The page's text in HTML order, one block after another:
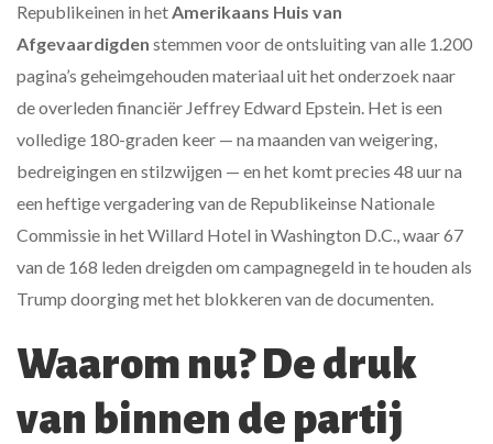
Republikeinen in hetAmerikaans Huis van
Afgevaardigden stemmen voor de ontsluiting van alle 1.200
pagina’s geheimgehouden materiaal uit het onderzoek naar
de overleden financiër Jeffrey Edward Epstein. Het is een
volledige 180-graden keer — na maanden van weigering,
bedreigingen en stilzwijgen — en het komt precies 48 uur na
een heftige vergadering van de Republikeinse Nationale
Commissie in hetWillard Hotel in Washington D.C., waar 67
van de 168 leden dreigden om campagnegeld in te houden als
Trump doorging met het blokkeren van de documenten.
Waarom nu? De druk
van binnen de partij